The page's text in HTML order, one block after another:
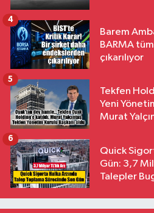
Barem
BARMA
çıkarılıyor
4
Tekfen
Yeni
Murat
5
Quick
Gün: 3,7
Talepler
6